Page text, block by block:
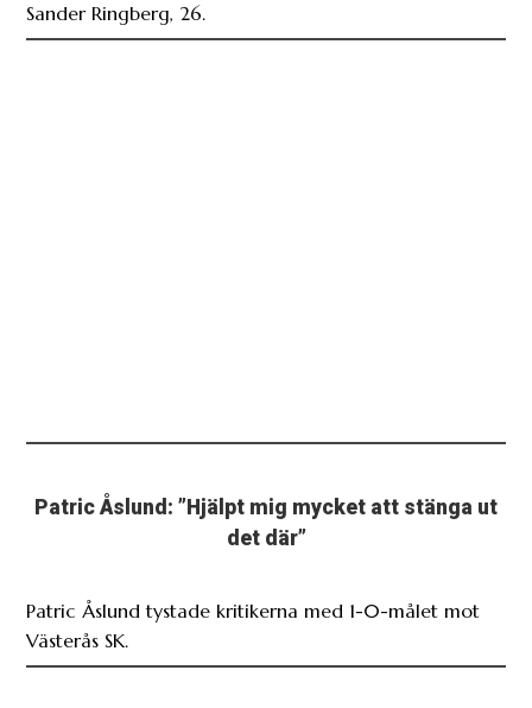
Sander Ringberg, 26.
Patric Åslund: ”Hjälpt mig mycket att stänga ut
det där”
Patric Åslund tystade kritikerna med 1-0-målet mot
Västerås SK.